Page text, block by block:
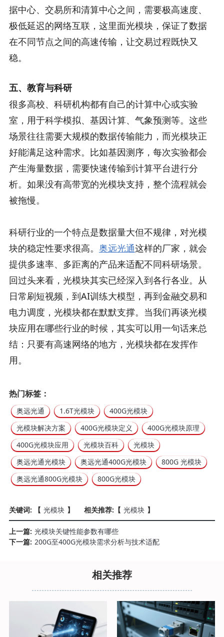
热门标签：
奥远光通 1.6T光模块
400G光模块
光模块解决方案
400G光模块定义
400G光模块原理
400G光模块应用
光模块百科
光模块
奥远光通光模块
奥远光通400G光模块
800G 光模块
奥远光通800G光模块
800G光模块
据中心、交易所和清算中心之间，需要极高速度、
极低延迟的网络互联，这里面光模块，保证了数据
在不同节点之间的高速传输，让交易过程既快又
稳。
五、教育与科研
很多高校、科研机构都有自己的计算中心或实验
室，用于科学模拟、基因计算、气象预测等。这些
场景往往需要大规模的数据传输能力，而光模块正
好能满足这种需求。比如基因测序，每次实验都会
产生海量数据，需要快速传输到计算平台进行分
析。如果没有高带宽的光模块支持，整个流程就会
被拖慢。
科研行业的一个特点是数据量大但不规律，对光模
块的稳定性要求很高。 奥远光通这样的厂家，就会
提供多速率、多距离的产品来适配不同科研场景。
回过头来看，光模块其实已经深入到各行各业。从
日常刷短视频，到AI训练大模型，再到金融交易和
电力调度，光模块都在默默支撑。当我们再谈光模
块应用在哪些行业的时候，其实可以用一句话来总
结：只要有高速网络的地方，光模块都在发挥作
用。
关键词: 【 光模块 】 相关推荐:【 光模块 】
上一篇: 光模块关键性能参数有哪些
下一篇: 200G至400G光模块需求分析与技术适配
相关推荐